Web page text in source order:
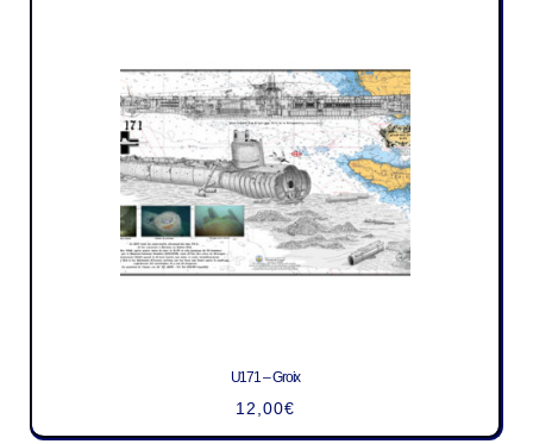
U171 – Groix
12,00€